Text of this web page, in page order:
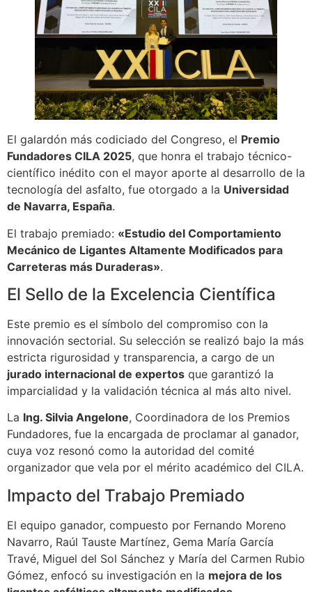
El galardón más codiciado del Congreso, el Premio
Fundadores CILA 2025, que honra el trabajo técnico-
científico inédito con el mayor aporte al desarrollo de la
tecnología del asfalto, fue otorgado a la Universidad
de Navarra, España.
El trabajo premiado: «Estudio del Comportamiento
Mecánico de Ligantes Altamente Modificados para
Carreteras más Duraderas».
El Sello de la Excelencia Científica
Este premio es el símbolo del compromiso con la
innovación sectorial. Su selección se realizó bajo la más
estricta rigurosidad y transparencia, a cargo de un
jurado internacional de expertos que garantizó la
imparcialidad y la validación técnica al más alto nivel.
La Ing. Silvia Angelone, Coordinadora de los Premios
Fundadores, fue la encargada de proclamar al ganador,
cuya voz resonó como la autoridad del comité
organizador que vela por el mérito académico del CILA.
Impacto del Trabajo Premiado
El equipo ganador, compuesto por Fernando Moreno
Navarro, Raúl Tauste Martínez, Gema María García
Travé, Miguel del Sol Sánchez y María del Carmen Rubio
Gómez, enfocó su investigación en la mejora de los